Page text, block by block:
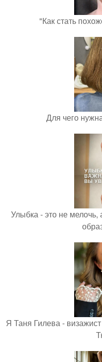
"Как стать
Для чего
Улыбка - это не мелочь,
Я Таня Гилева -